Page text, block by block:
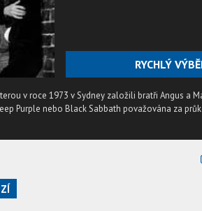
RYCHLÝ
v roce 1973 v Sydney založili bratři Angus a
Purple nebo Black Sabbath považována za